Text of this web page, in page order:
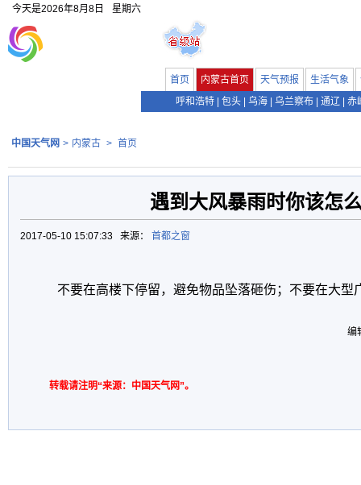
今天是2026年8月8日 星期六
首页 内蒙古首页 天气预报 生活气象
呼和浩特
包头 乌海 乌兰察布 通辽 赤
中国天气网 > 内蒙古 > 首页
遇到大风暴雨时你该怎
2017-05-10 15:07:33 来源： 首都之窗
不要在高楼下停留，避免物品坠落砸伤；不要在大型
编
转载请注明“来源：中国天气网”。